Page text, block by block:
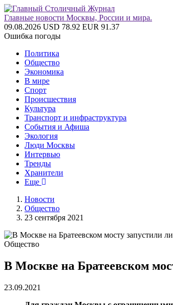
Главные новости Москвы, России и мира.
09.08.2026 USD 78.92 EUR 91.37
Ошибка погоды
Политика
Общество
Экономика
В мире
Спорт
Происшествия
Культура
Транспорт и инфраструктура
События и Афиша
Экология
Люди Москвы
Интервью
Тренды
Хранители
Еще
Новости
Общество
23 сентября 2021
Общество
В Москве на Братеевском
23.09.2021